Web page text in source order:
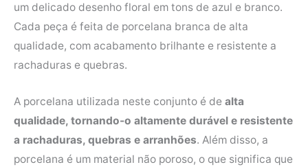
um delicado desenho floral em tons de azul e branco.
Cada peça é feita de porcelana branca de alta
qualidade, com acabamento brilhante e resistente a
rachaduras e quebras.
A porcelana utilizada neste conjunto é de alta
qualidade, tornando-o altamente durável e resistente
a rachaduras, quebras e arranhões. Além disso, a
porcelana é um material não poroso, o que significa que